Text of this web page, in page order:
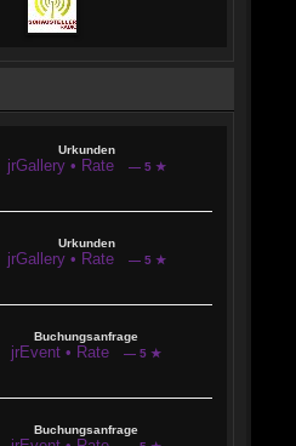
Urkunden
jrGallery • Rate — 5 ★
Urkunden
jrGallery • Rate — 5 ★
Buchungsanfrage
jrEvent • Rate — 5 ★
Buchungsanfrage